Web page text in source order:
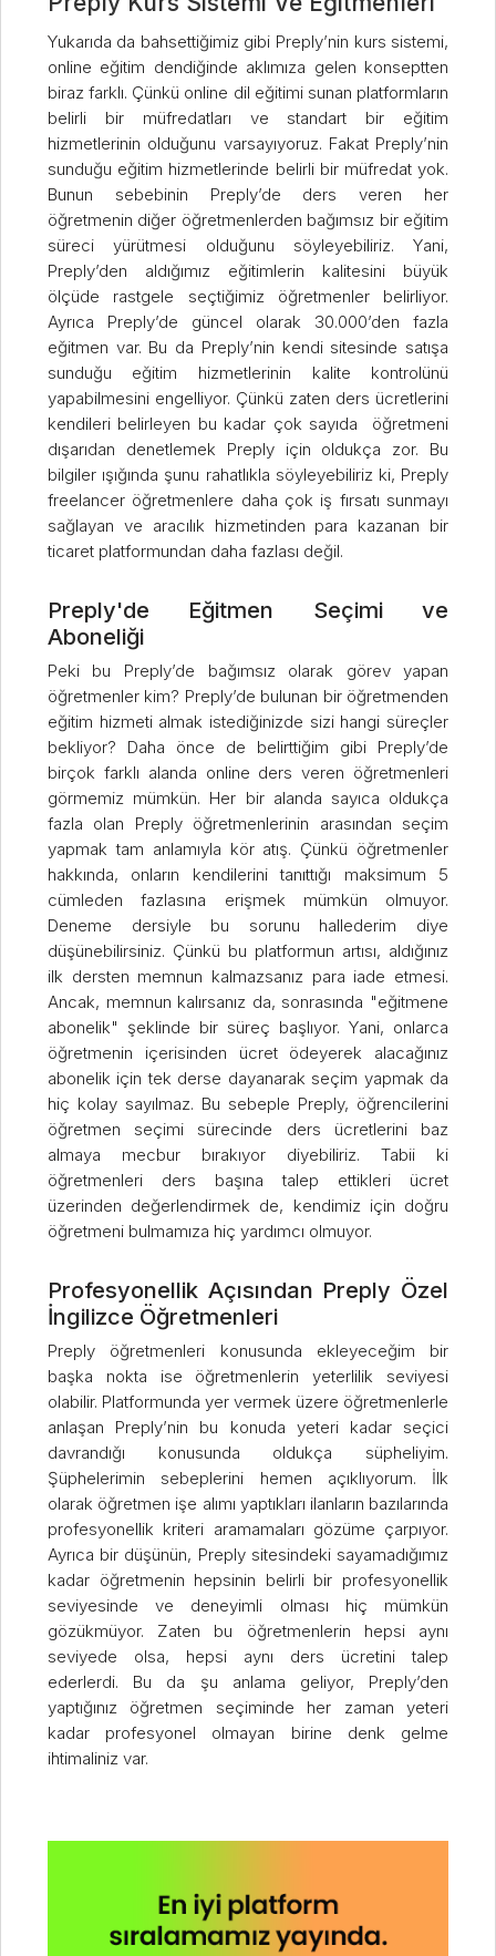
Yukarıda da bahsettiğimiz gibi Preply’nin kurs sistemi,
online eğitim dendiğinde aklımıza gelen konseptten
biraz farklı. Çünkü online dil eğitimi sunan platformların
belirli bir müfredatları ve standart bir eğitim
hizmetlerinin olduğunu varsayıyoruz. Fakat Preply’nin
sunduğu eğitim hizmetlerinde belirli bir müfredat yok.
Bunun sebebinin Preply’de ders veren her
öğretmenin diğer öğretmenlerden bağımsız bir eğitim
süreci yürütmesi olduğunu söyleyebiliriz. Yani,
Preply’den aldığımız eğitimlerin kalitesini büyük
ölçüde rastgele seçtiğimiz öğretmenler belirliyor.
Ayrıca Preply’de güncel olarak 30.000’den fazla
eğitmen var. Bu da Preply’nin kendi sitesinde satışa
sunduğu eğitim hizmetlerinin kalite kontrolünü
yapabilmesini engelliyor. Çünkü zaten ders ücretlerini
kendileri belirleyen bu kadar çok sayıda öğretmeni
dışarıdan denetlemek Preply için oldukça zor. Bu
bilgiler ışığında şunu rahatlıkla söyleyebiliriz ki, Preply
freelancer öğretmenlere daha çok iş fırsatı sunmayı
sağlayan ve aracılık hizmetinden para kazanan bir
ticaret platformundan daha fazlası değil.
Preply'de Eğitmen Seçimi ve
Aboneliği
Peki bu Preply’de bağımsız olarak görev yapan
öğretmenler kim? Preply’de bulunan bir öğretmenden
eğitim hizmeti almak istediğinizde sizi hangi süreçler
bekliyor? Daha önce de belirttiğim gibi Preply’de
birçok farklı alanda online ders veren öğretmenleri
görmemiz mümkün. Her bir alanda sayıca oldukça
fazla olan Preply öğretmenlerinin arasından seçim
yapmak tam anlamıyla kör atış. Çünkü öğretmenler
hakkında, onların kendilerini tanıttığı maksimum 5
cümleden fazlasına erişmek mümkün olmuyor.
Deneme dersiyle bu sorunu hallederim diye
düşünebilirsiniz. Çünkü bu platformun artısı, aldığınız
ilk dersten memnun kalmazsanız para iade etmesi.
Ancak, memnun kalırsanız da, sonrasında "eğitmene
abonelik" şeklinde bir süreç başlıyor. Yani, onlarca
öğretmenin içerisinden ücret ödeyerek alacağınız
abonelik için tek derse dayanarak seçim yapmak da
hiç kolay sayılmaz. Bu sebeple Preply, öğrencilerini
öğretmen seçimi sürecinde ders ücretlerini baz
almaya mecbur bırakıyor diyebiliriz. Tabii ki
öğretmenleri ders başına talep ettikleri ücret
üzerinden değerlendirmek de, kendimiz için doğru
öğretmeni bulmamıza hiç yardımcı olmuyor.
Profesyonellik Açısından Preply Özel
İngilizce Öğretmenleri
Preply öğretmenleri konusunda ekleyeceğim bir
başka nokta ise öğretmenlerin yeterlilik seviyesi
olabilir. Platformunda yer vermek üzere öğretmenlerle
anlaşan Preply’nin bu konuda yeteri kadar seçici
davrandığı konusunda oldukça süpheliyim.
Şüphelerimin sebeplerini hemen açıklıyorum. İlk
olarak öğretmen işe alımı yaptıkları ilanların bazılarında
profesyonellik kriteri aramamaları gözüme çarpıyor.
Ayrıca bir düşünün, Preply sitesindeki sayamadığımız
kadar öğretmenin hepsinin belirli bir profesyonellik
seviyesinde ve deneyimli olması hiç mümkün
gözükmüyor. Zaten bu öğretmenlerin hepsi aynı
seviyede olsa, hepsi aynı ders ücretini talep
ederlerdi. Bu da şu anlama geliyor, Preply’den
yaptığınız öğretmen seçiminde her zaman yeteri
kadar profesyonel olmayan birine denk gelme
ihtimaliniz var.